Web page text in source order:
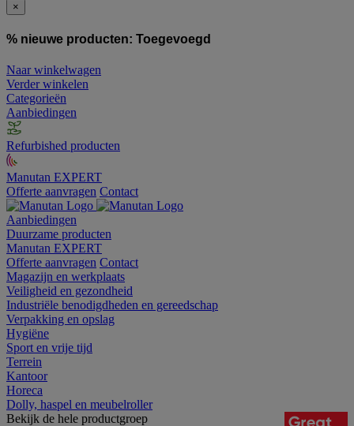
×
% nieuwe producten: Toegevoegd
Naar winkelwagen
Verder winkelen
Categorieën
Aanbiedingen
Refurbished producten
Manutan EXPERT
Offerte aanvragen Contact
Aanbiedingen
Duurzame producten
Manutan EXPERT
Offerte aanvragen Contact
Magazijn en werkplaats
Veiligheid en gezondheid
Industriële benodigdheden en gereedschap
Verpakking en opslag
Hygiëne
Sport en vrije tijd
Terrein
Kantoor
Horeca
Dolly, haspel en meubelroller
Bekijk de hele productgroep